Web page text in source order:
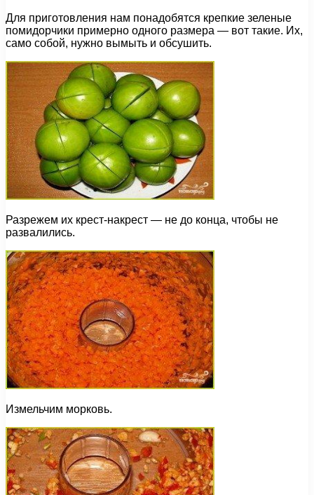
Для приготовления нам понадобятся крепкие зеленые
помидорчики примерно одного размера — вот такие. Их,
само собой, нужно вымыть и обсушить.
Разрежем их крест-накрест — не до конца, чтобы не
развалились.
Измельчим морковь.